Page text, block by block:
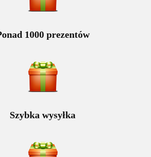
1000 prezentów
Szybka wysyłka